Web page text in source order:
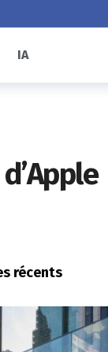
IA
récents